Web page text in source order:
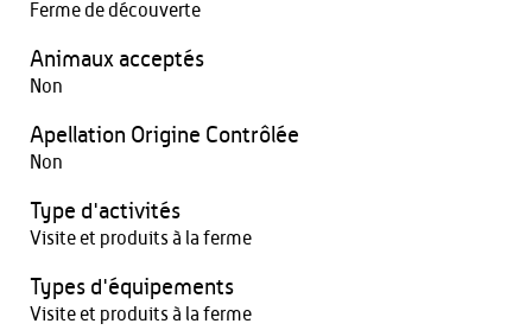
Ferme de découverte
Animaux acceptés
Non
Apellation Origine Contrôlée
Non
Type d'activités
Visite et produits à la ferme
Types d'équipements
Visite et produits à la ferme